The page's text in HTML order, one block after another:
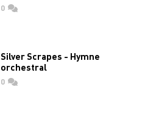
0commentaires
Silver Scrapes - Hymne
orchestral
0commentaires